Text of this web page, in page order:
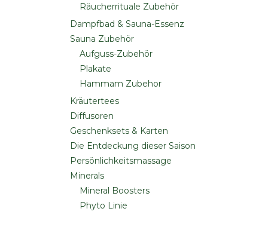
Räucherrituale Zubehör
Dampfbad & Sauna-Essenz
Sauna Zubehör
Aufguss-Zubehör
Plakate
Hammam Zubehor
Kräutertees
Diffusoren
Geschenksets & Karten
Die Entdeckung dieser Saison
Persönlichkeitsmassage
Minerals
Mineral Boosters
Phyto Linie